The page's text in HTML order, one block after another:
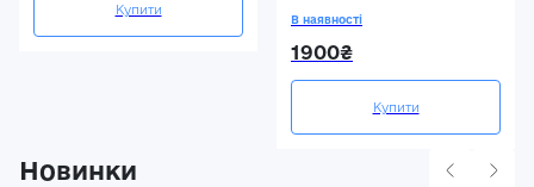
Купити
В наявності
1900₴
Купити
Новинки